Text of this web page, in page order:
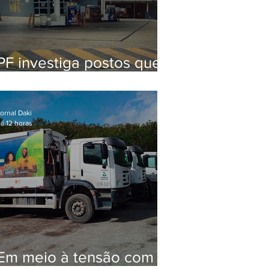
investiga postos que
de secretário
em 2020
meio à tensão com
Daki
12 horas